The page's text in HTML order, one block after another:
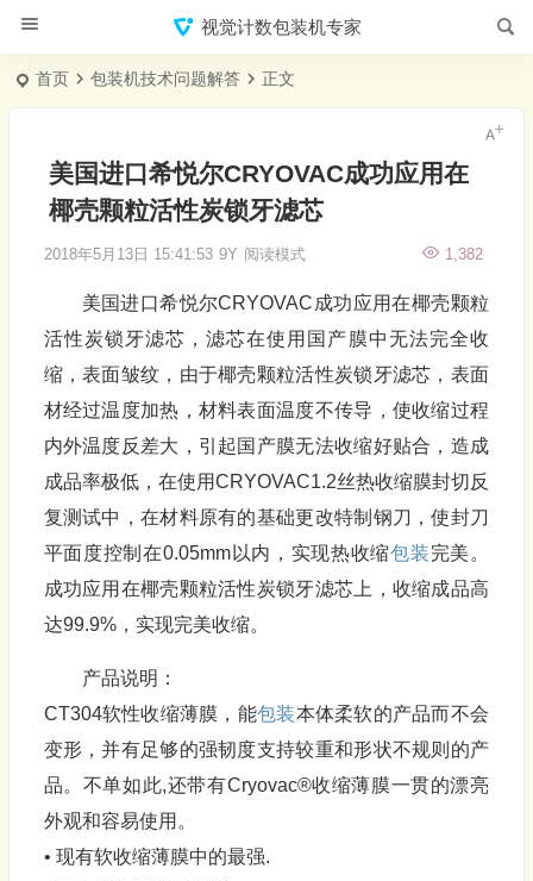
视觉计数包装机专家
首页 包装机技术问题解答 正文
美国进口希悦尔CRYOVAC成功应用在
椰壳颗粒活性炭锁牙滤芯
2018年5月13日 15:41:53 9Y 1,382
阅读模式
美国进口希悦尔CRYOVAC成功应用在椰壳颗粒
活性炭锁牙滤芯，滤芯在使用国产膜中无法完全收
缩，表面皱纹，由于椰壳颗粒活性炭锁牙滤芯，表面
材经过温度加热，材料表面温度不传导，使收缩过程
内外温度反差大，引起国产膜无法收缩好贴合，造成
成品率极低，在使用CRYOVAC1.2丝热收缩膜封切反
复测试中，在材料原有的基础更改特制钢刀，使封刀
平面度控制在0.05mm以内，实现热收缩包装完美。
成功应用在椰壳颗粒活性炭锁牙滤芯上，收缩成品高
达99.9%，实现完美收缩。
产品说明：
CT304软性收缩薄膜，能包装本体柔软的产品而不会
变形，并有足够的强韧度支持较重和形状不规则的产
品。不单如此,还带有Cryovac®收缩薄膜一贯的漂亮
外观和容易使用。
• 现有软收缩薄膜中的最强.